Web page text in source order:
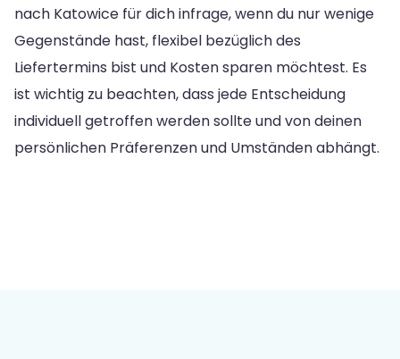
nach Katowice für dich infrage, wenn du nur wenige
Gegenstände hast, flexibel bezüglich des
Liefertermins bist und Kosten sparen möchtest. Es
ist wichtig zu beachten, dass jede Entscheidung
individuell getroffen werden sollte und von deinen
persönlichen Präferenzen und Umständen abhängt.